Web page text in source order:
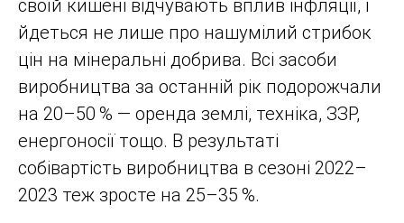
своїй кишені відчувають вплив інфляції, і
йдеться не лише про нашумілий стрибок
цін на мінеральні добрива. Всі засоби
виробництва за останній рік подорожчали
на 20–50 % — оренда землі, техніка, ЗЗР,
енергоносії тощо. В результаті
собівартість виробництва в сезоні 2022–
2023 теж зросте на 25–35 %.